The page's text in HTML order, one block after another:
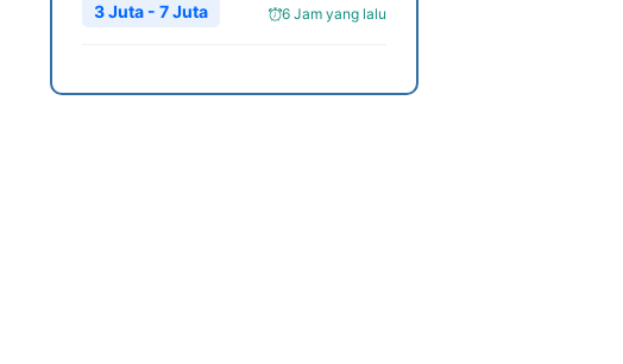
6 Jam yang lalu
3 Juta - 7 Juta